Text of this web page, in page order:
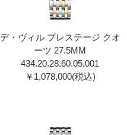
デ・ヴィル プレステージ クオ
ーツ 27.5MM
434.20.28.60.05.00 1
￥1,078,000(税込)